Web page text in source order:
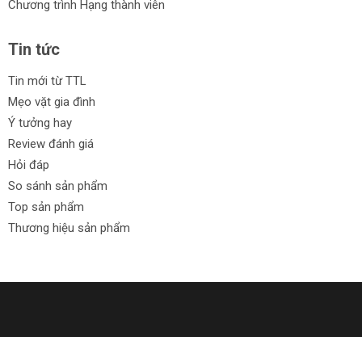
Chương trình Hạng thành viên
Tin tức
Tin mới từ TTL
Mẹo vặt gia đình
Ý tưởng hay
Review đánh giá
Hỏi đáp
So sánh sản phẩm
Top sản phẩm
Thương hiệu sản phẩm